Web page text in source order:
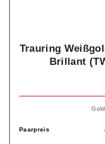
Trauring
Brillant
Gold
Paarpreis